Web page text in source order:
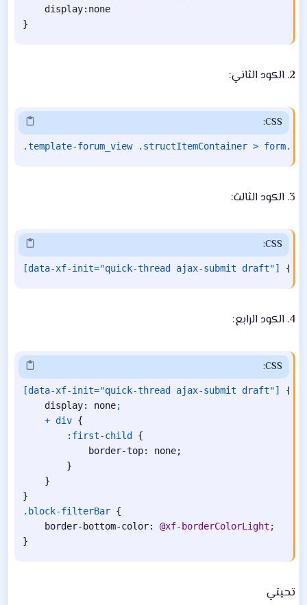
display:
}
2. الكود الثاني:
CSS:
.template-forum_view .structItemContainer >
3. الكود الثالث:
CSS:
[data-xf-init="quick-thread ajax-submit draft"] {
4. الكود الرابع:
CSS:
[data-xf-init="quick-thread ajax-submit draft"]
{
display: none;
    + div
{
:first-child {
border-top: none;
}
}
}
.block-filterBar {
border-bottom-color: @xf-borderColorLight ;
}
تحيتي